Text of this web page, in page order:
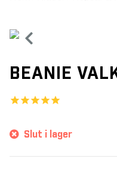
BEANIE
Slut i lager